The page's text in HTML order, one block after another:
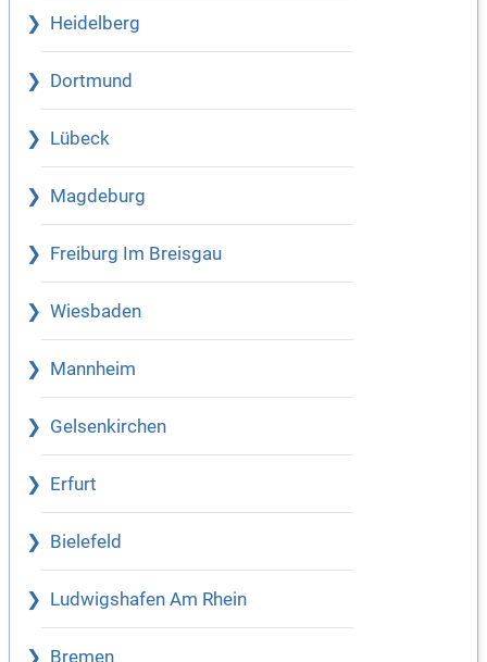
Heidelberg
Dortmund
Lübeck
Magdeburg
Freiburg Im Breisgau
Wiesbaden
Mannheim
Gelsenkirchen
Erfurt
Bielefeld
Ludwigshafen Am Rhein
Bremen